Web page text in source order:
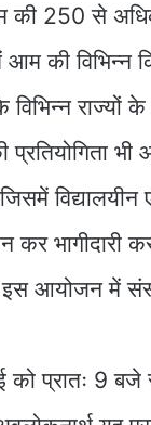
की 250 से
की विभिन्न
राज्यों
विद्यालयीन एवं
कर
आयोजन में
प्रातः 9 बजे